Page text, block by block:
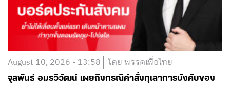
August 10, 2026 - 13:58 โดย พรรคเพื่อไทย
จุลพันธ์ อมรวิวัฒน์ เผยถึงกรณีคำสั่งทุเลาการบังคับของ